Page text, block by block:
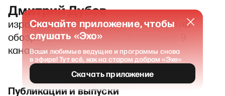
Дмитрий Дубов
израильский журналист, политический
обозреватель, экс-главный редактор 9
канала
Публикации и выпуски
Скачайте приложение, чтобы
слушать «Эхо»
Ваши любимые ведущие и программы снова
в эфире! Тут всё, как на старом добром «Эхе»
Скачать приложение